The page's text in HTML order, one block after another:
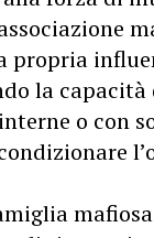
propria
la
o con